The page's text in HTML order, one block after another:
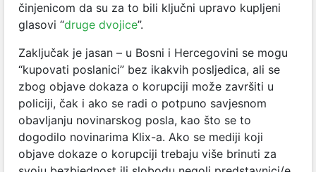
činjenicom da su za to bili ključni upravo kupljeni
glasovi “druge dvojice”.
Zaključak je jasan – u Bosni i Hercegovini se mogu
“kupovati poslanici” bez ikakvih posljedica, ali se
zbog objave dokaza o korupciji može završiti u
policiji, čak i ako se radi o potpuno savjesnom
obavljanju novinarskog posla, kao što se to
dogodilo novinarima Klix-a. Ako se mediji koji
objave dokaze o korupciji trebaju više brinuti za